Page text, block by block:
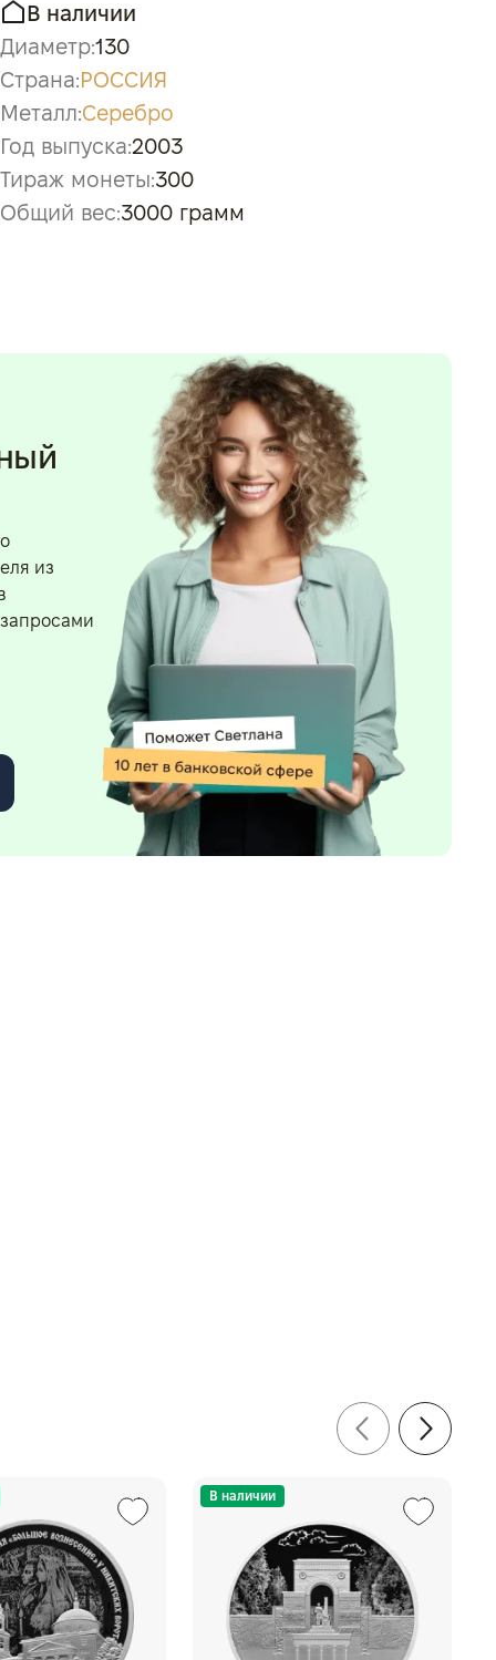
В наличии
Диаметр:130
Страна:РОССИЯ
Металл:Серебро
Год выпуска:2003
Тираж монеты:300
Общий вес:3000 грамм
из
В наличии